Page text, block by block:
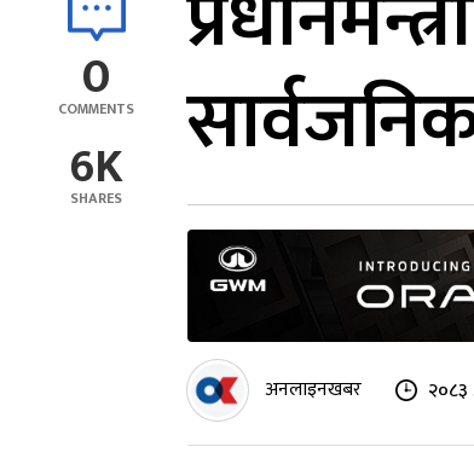
0
COMMENTS
6K
SHARES
अनलाइनखबर